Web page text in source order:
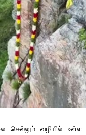
செல்லும் வழியில்